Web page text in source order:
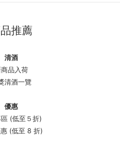
推薦
清酒
商品入荷
清酒一覽
優惠
(低至５折)
(低至 8 折)